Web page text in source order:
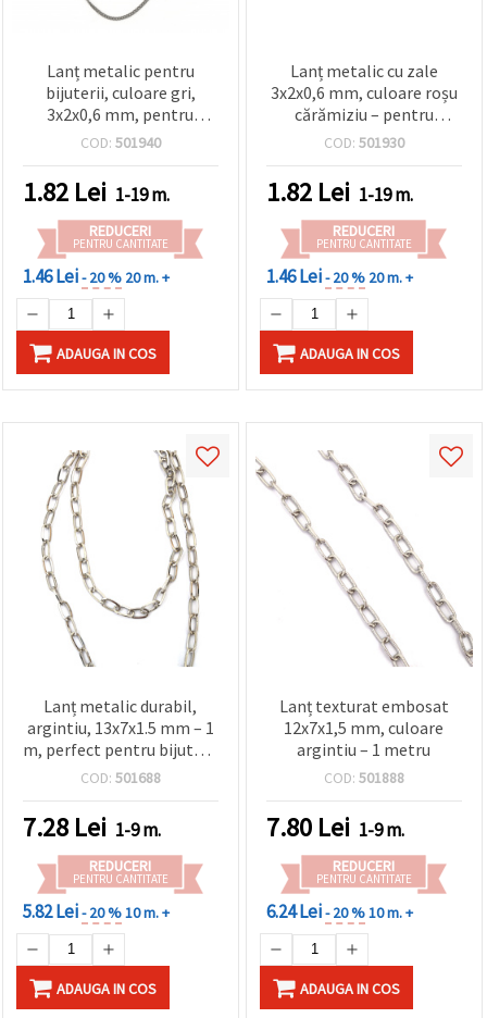
Lanț metalic pentru
bijuterii, culoare gri,
3x2x0,6 mm, pentru
coliere, brățări și cercei - 1
COD: 501940
1.82 Lei 1-19 m.
REDUCERI
PENTRU CANTITATE
1.46 Lei- 20 % 20 m. +
ADAUGA IN COS
Lanț metalic cu zale
3x2x0,6 mm, culoare roșu
cărămiziu – pentru
confecționarea
COD: 501930
1.82 Lei 1-19 m.
REDUCERI
PENTRU CANTITATE
1.46 Lei- 20 % 20 m. +
ADAUGA IN COS
Lanț metalic durabil,
argintiu, 13x7x1.5 mm – 1
m, perfect pentru bijuterii
și proiecte DIY/handmade
COD: 501688
7.28 Lei 1-9 m.
REDUCERI
PENTRU CANTITATE
5.82 Lei- 20 %10 m. +
ADAUGA IN COS
Lanț texturat embosat
12x7x1,5 mm, culoare
argintiu – 1 metru
COD: 501888
7.80 Lei 1-9 m.
REDUCERI
PENTRU CANTITATE
6.24 Lei- 20 %10 m. +
ADAUGA IN COS